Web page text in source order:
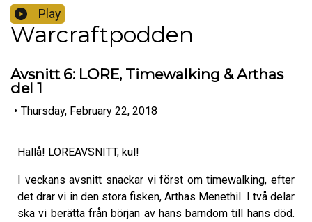
Play
Warcraftpodden
Avsnitt 6: LORE, Timewalking & Arthas
del 1
• Thursday, February 22, 2018
Hallå! LOREAVSNITT, kul!
I veckans avsnitt snackar vi först om timewalking, efter
det drar vi in den stora fisken, Arthas Menethil. I två delar
ska vi berätta från början av hans barndom till hans död.